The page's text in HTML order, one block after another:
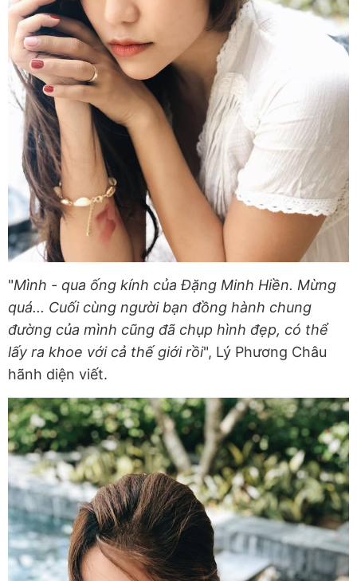
"Mình - qua ống kính của Đặng Minh Hiền. Mừng
quá... Cuối cùng người bạn đồng hành chung
đường của mình cũng đã chụp hình đẹp, có thể
lấy ra khoe với cả thế giới rồi", Lý Phương Châu
hãnh diện viết.